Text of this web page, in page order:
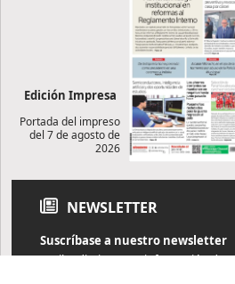
Edición Impresa
Portada del impreso
del 7 de agosto de
2026
NEWSLETTER
Suscríbase a nuestro newsletter
Reciba diariamente información de